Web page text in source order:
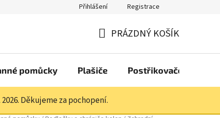
Přihlášení Registrace
KOŠÍK
PRÁZDNÝ KOŠÍK
pomůcky Plašiče Postřikovače a
Děkujeme za pochopení.